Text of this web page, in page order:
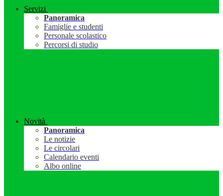
Servizi
Panoramica
Famiglie e studenti
Personale scolastico
Percorsi di studio
Novità
Panoramica
Le notizie
Le circolari
Calendario eventi
Albo online